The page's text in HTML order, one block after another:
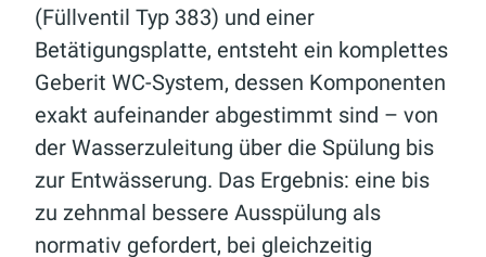
(Füllventil Typ 383) und einer
Betätigungsplatte, entsteht ein komplettes
Geberit WC-System, dessen Komponenten
exakt aufeinander abgestimmt sind – von
der Wasserzuleitung über die Spülung bis
zur Entwässerung. Das Ergebnis: eine bis
zu zehnmal bessere Ausspülung als
normativ gefordert, bei gleichzeitig